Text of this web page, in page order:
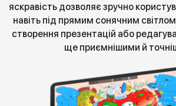
яскравість дозволяє зручно
навіть під прямим сонячним
створення презентацій або
ще приємнішими й